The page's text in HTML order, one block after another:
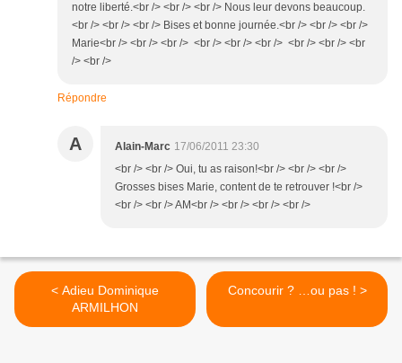
notre liberté.<br /> <br /> <br /> Nous leur devons beaucoup.
<br /> <br /> <br /> Bises et bonne journée.<br /> <br /> <br />
Marie<br /> <br /> <br /> <br /> <br /> <br /> <br /> <br /> <br
/> <br />
Répondre
A Alain-Marc 17/06/2011 23:30
<br /> <br /> Oui, tu as raison!<br /> <br /> <br />
Grosses bises Marie, content de te retrouver !<br />
<br /> <br /> AM<br /> <br /> <br /> <br />
< Adieu Dominique
ARMILHON
Concourir ? …ou pas ! >